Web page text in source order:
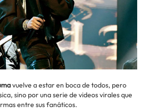
vuelve a estar en boca de todos, pero
sino por una serie de videos virales que
entre sus fanáticos.